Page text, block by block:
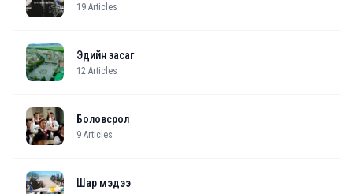
19 Articles
Эдийн засаг
12 Articles
Боловсрол
9 Articles
Шар мэдээ